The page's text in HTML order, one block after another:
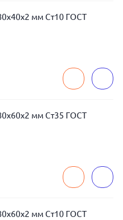
мм Ст10 ГОСТ
мм Ст35 ГОСТ
мм Ст10 ГОСТ